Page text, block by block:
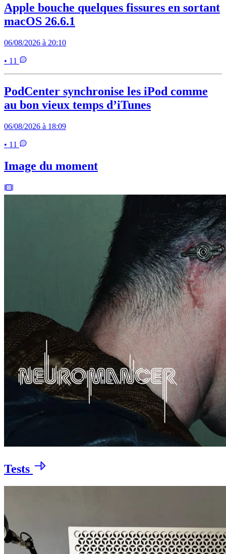
Apple bouche quelques fissures en sortant
macOS 26.6.1
06/08/2026 à 20:10
• 11
PodCenter synchronise les iPod comme
au bon vieux temps d’iTunes
06/08/2026 à 18:09
• 11
Image du moment
Tests